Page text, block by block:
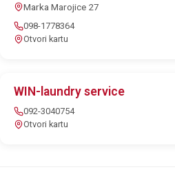
Marka Marojice 27
098-1778364
Otvori kartu
WIN-laundry service
092-3040754
Otvori kartu